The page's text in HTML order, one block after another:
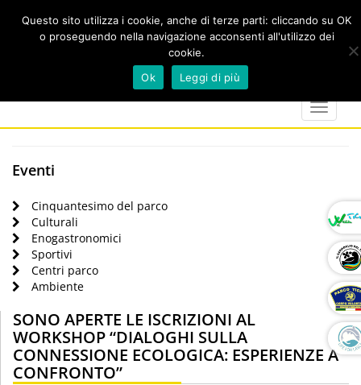
marker
calendar
Toggle
Eventi
Cinquantesimo del parco
Culturali
Enogastronomici
Sportivi
Centri parco
Ambiente
SONO APERTE LE ISCRIZIONI AL
WORKSHOP “DIALOGHI SULLA
CONNESSIONE ECOLOGICA: ESPERIENZE A
CONFRONTO”
Questo sito utilizza i cookie, anche di terze parti: cliccando su OK
o proseguendo nella navigazione acconsenti all'utilizzo dei
cookie.
Ok
Leggi di più